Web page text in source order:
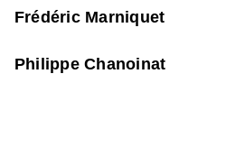
Frédéric Marniquet
Philippe Chanoinat